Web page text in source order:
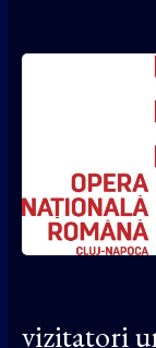
vizitatori